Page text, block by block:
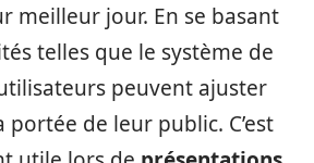
meilleur jour. En se basant
telles que le système de
peuvent ajuster
portée de leur public. C’est